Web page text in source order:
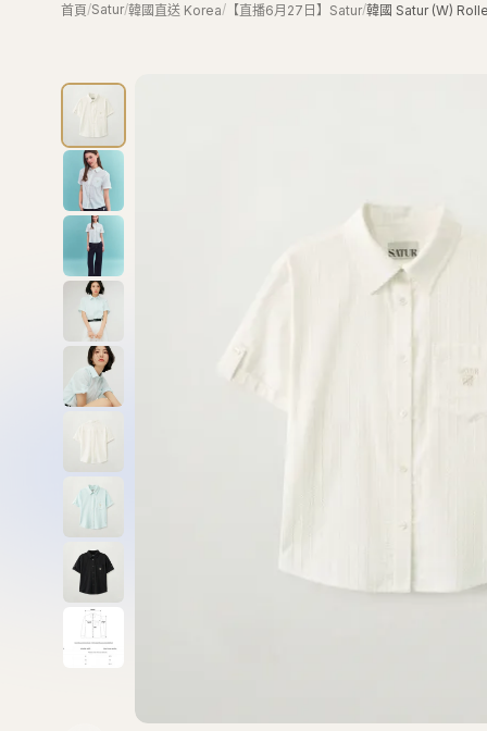
首頁/Satur/韓國直送 Korea/ 【直播6月27日】Satur/韓國 Satur (W)